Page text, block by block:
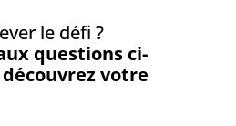
le défi ?
questions ci-
votre